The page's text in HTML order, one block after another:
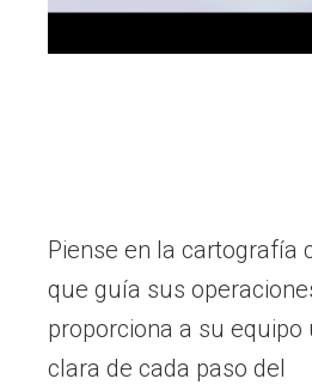
Piense en la cartografía
que guía sus
proporciona a su equipo
clara de cada paso del